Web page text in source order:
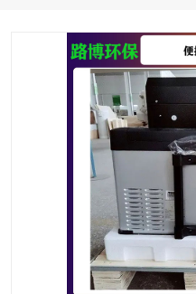
水质检测仪
恒温恒湿称重系统
实验室仪器
便携式水质采样器
便携式超声波明渠流量计
LB-4200高锰酸盐指数仪